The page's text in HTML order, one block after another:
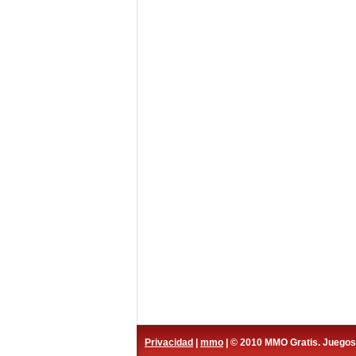
Privacidad mmo | © 2010 MMO Gratis.